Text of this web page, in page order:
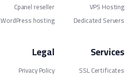
VPS Hosting
Dedicated Servers
Cpanel reseller
WordPress hosting
Services
SSL Certificates
Legal
Privacy Policy